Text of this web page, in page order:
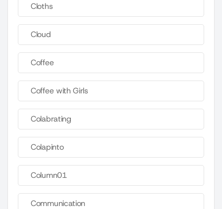
Cloths
Cloud
Coffee
Coffee with Girls
Colabrating
Colapinto
Column01
Communication